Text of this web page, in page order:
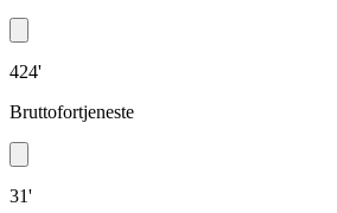
424'
Bruttofortjeneste
31'